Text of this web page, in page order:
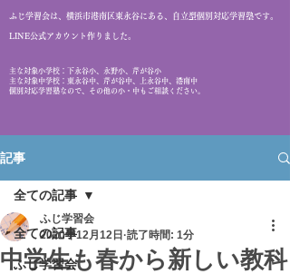
ふじ学習会は、横浜市港南区東永谷にある、自立型個別対応学習塾です。
​LINE公式アカウント作りました。
​主な対象小学校：下永谷小、永野小、芹が谷小
主な対象中学校：東永谷中、芹が谷中、上永谷中、港南中
個別対応学習塾なので、その他の小・中もご相談ください。
記事
全ての記事
ふじ学習会
全ての記事
中学生も春から新しい教科
ふじ学習会
2020年12月12日 読了時間: 1分